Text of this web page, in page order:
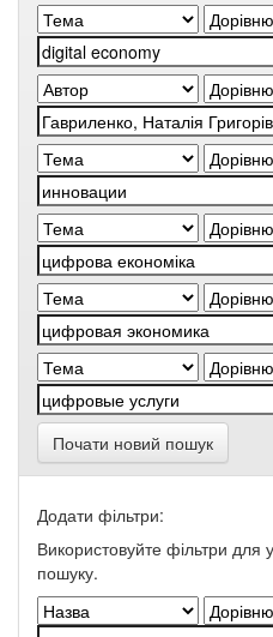
Почати новий пошук
Додати фільтри:
Використовуйте фільтри для
пошуку.